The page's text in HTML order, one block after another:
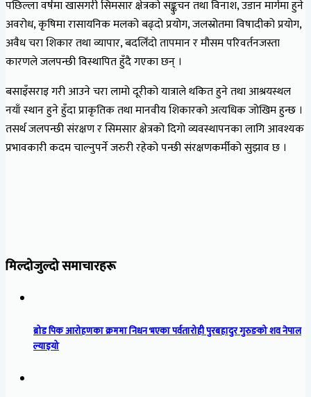
पछिल्ला वर्षमा खासगरी सिमसार क्षेत्रको सङ्कुचन तथा विनाश, उडान मार्गमा हुने
अवरोध, कृषिमा रासायनिक मलको बढ्दो प्रयोग, जलस्रोतमा विषादीको प्रयोग,
अवैध चरा शिकार तथा व्यापार, बदलिँदो तापमान र मौसम परिवर्तनजस्ता
कारणले जलपन्छी विस्थापित हुँदै गएका छन् ।
बसाइँसराइ गरी आउने चरा लामो दूरीको यात्राले थकित हुने तथा आश्रयस्थल
नयाँ स्थान हुने हुँदा प्राकृतिक तथा मानवीय शिकारको अत्यधिक जोखिम हुन्छ ।
तसर्थ जलपन्छी संरक्षण र सिमसार क्षेत्रको दिगो व्यवस्थापनका लागि आवश्यक
प्रभावकारी कदम चाल्नुपर्ने जरुरी रहेको पन्छी संरक्षणकर्मीको सुझाव छ ।
मिल्दोजुल्दो समाचारहरू
ब्रोड पिक आरोहणका क्रममा निधन भएका पर्वतारोही पुरबहादुर गुरुङको शव नेपाल
ल्याइयो